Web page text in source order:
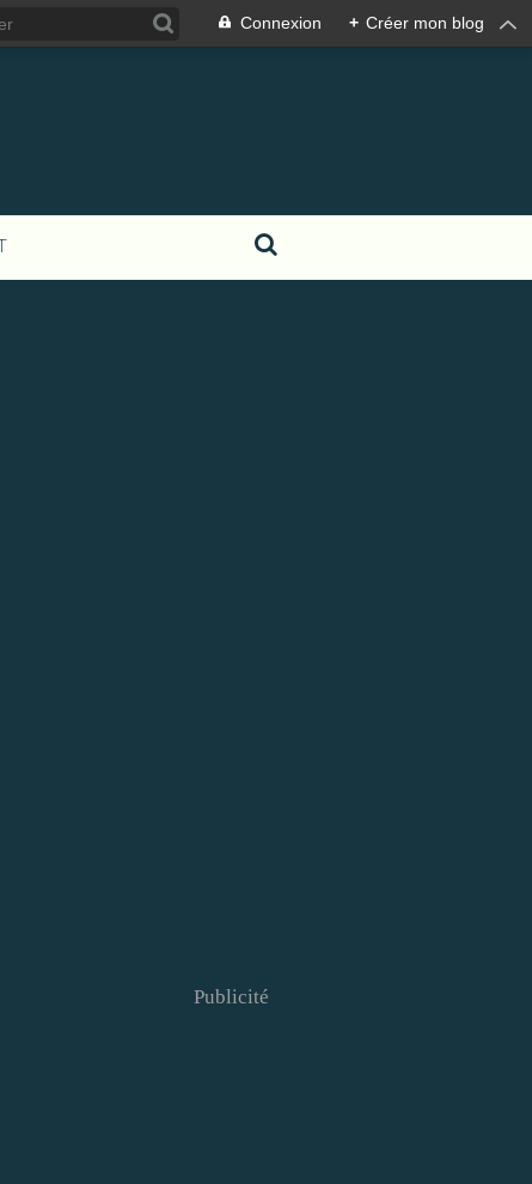
Connexion + Créer mon blog
Publicité